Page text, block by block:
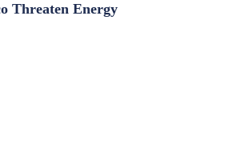
Threaten Energy